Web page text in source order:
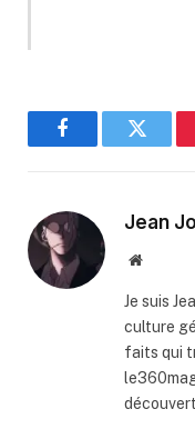
FacebookTwitter
Jean
Website
Je suis
culture
faits qui